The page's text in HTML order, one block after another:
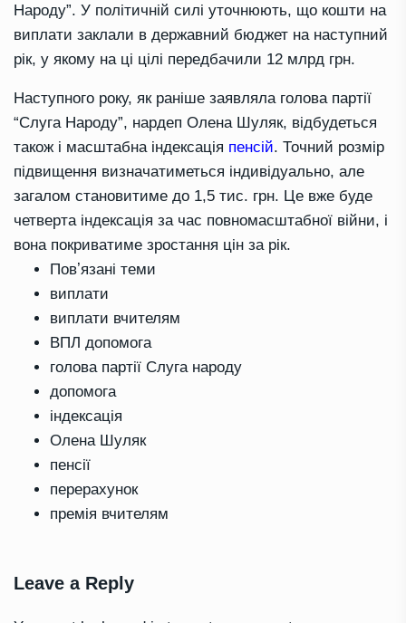
Народу”. У політичній силі уточнюють, що кошти на
виплати заклали в державний бюджет на наступний
рік, у якому на ці цілі передбачили 12 млрд грн.
Наступного року, як раніше заявляла голова партії
“Слуга Народу”, нардеп Олена Шуляк, відбудеться
також і масштабна індексація пенсій. Точний розмір
підвищення визначатиметься індивідуально, але
загалом становитиме до 1,5 тис. грн. Це вже буде
четверта індексація за час повномасштабної війни, і
вона покриватиме зростання цін за рік.
Повʼязані теми
виплати
виплати вчителям
ВПЛ допомога
голова партії Слуга народу
допомога
індексація
Олена Шуляк
пенсії
перерахунок
премія вчителям
Leave a Reply